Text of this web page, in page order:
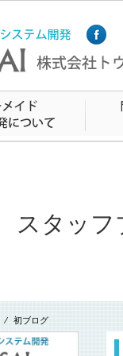
スタッフ
⁄ 初ブログ